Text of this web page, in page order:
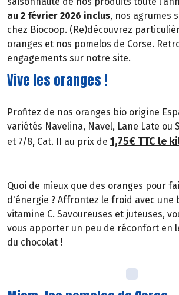
au 2 février 2026 inclus, nos agrumes
chez Biocoop. (Re)découvrez
oranges et nos pomelos de Corse.
engagements sur notre site.
Vive les oranges !
Profitez de nos oranges bio origine
variétés Navelina, Navel, Lane Late ou
et 7/8, Cat. II au prix de 1,75€ TTC le
Quoi de mieux que des oranges pour
d'énergie ? Affrontez le froid avec une
vitamine C. Savoureuses et juteuses,
vous apporter un peu de réconfort en
du chocolat !